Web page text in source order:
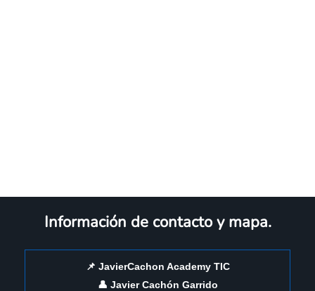
Información de contacto y mapa.
📌 JavierCachon Academy TIC
👤 Javier Cachón Garrido